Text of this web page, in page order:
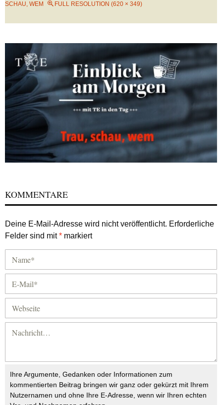
SCHAU, WEM
FULL RESOLUTION (620 × 349)
KOMMENTARE
Deine E-Mail-Adresse wird nicht veröffentlicht. Erforderliche
Felder sind mit* markiert
Ihre Argumente, Gedanken oder Informationen zum
kommentierten Beitrag bringen wir ganz oder gekürzt mit Ihrem
Nutzernamen und ohne Ihre E-Adresse, wenn wir Ihren echten